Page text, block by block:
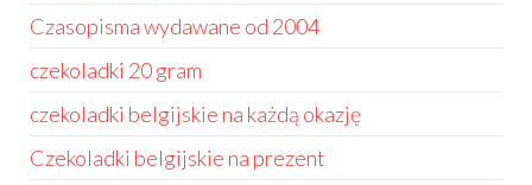
Czasopisma wydawane od 2004
czekoladki 20 gram
czekoladki belgijskie na każdą okazję
Czekoladki belgijskie na prezent